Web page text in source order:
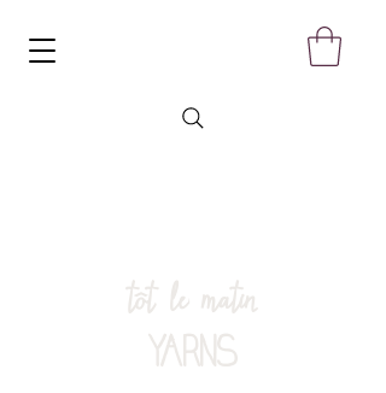
tôt le matin
YARNS